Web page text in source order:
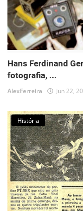
Hans Ferdinand
fotografia, ...
AlexFerreira Jun 22,
História